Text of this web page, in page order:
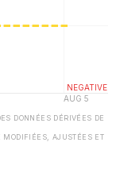
DONNÉES DÉRIVÉES DE
MODIFIÉES, AJUSTÉES ET